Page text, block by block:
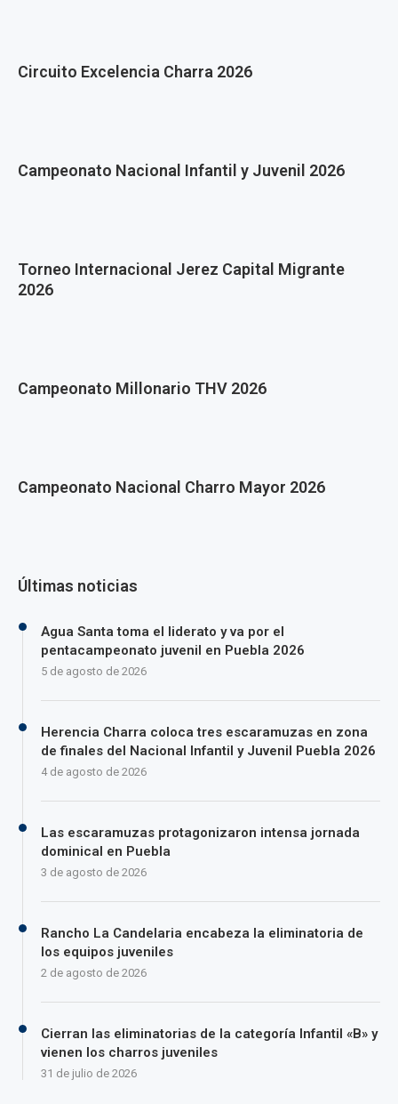
Circuito Excelencia Charra 2026
Campeonato Nacional Infantil y Juvenil 2026
Torneo Internacional Jerez Capital Migrante
2026
Campeonato Millonario THV 2026
Campeonato Nacional Charro Mayor 2026
Últimas noticias
Agua Santa toma el liderato y va por el
pentacampeonato juvenil en Puebla 2026
5 de agosto de 2026
Herencia Charra coloca tres escaramuzas en zona
de finales del Nacional Infantil y Juvenil Puebla 2026
4 de agosto de 2026
Las escaramuzas protagonizaron intensa jornada
dominical en Puebla
3 de agosto de 2026
Rancho La Candelaria encabeza la eliminatoria de
los equipos juveniles
2 de agosto de 2026
Cierran las eliminatorias de la categoría Infantil «B» y
vienen los charros juveniles
31 de julio de 2026